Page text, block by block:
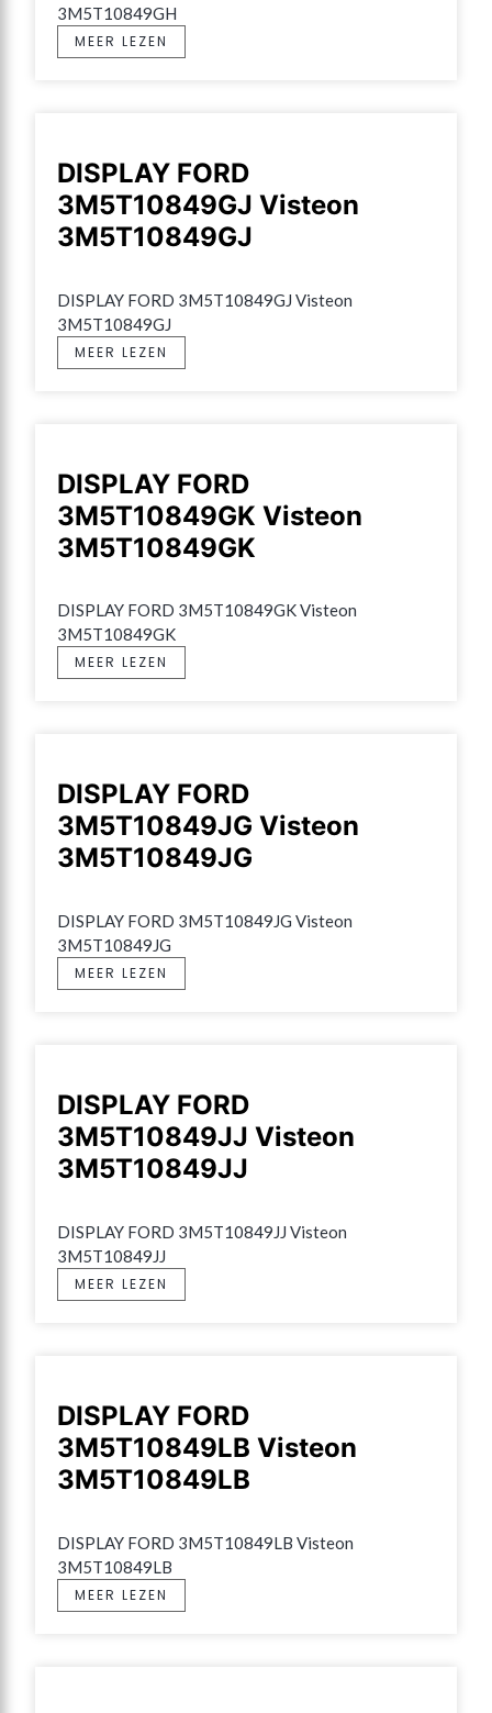
3M5T10849GH
MEER LEZEN
DISPLAY FORD
3M5T10849GJ Visteon
3M5T10849GJ
DISPLAY FORD 3M5T10849GJ Visteon
3M5T10849GJ
MEER LEZEN
DISPLAY FORD
3M5T10849GK Visteon
3M5T10849GK
DISPLAY FORD 3M5T10849GK Visteon
3M5T10849GK
MEER LEZEN
DISPLAY FORD
3M5T10849JG Visteon
3M5T10849JG
DISPLAY FORD 3M5T10849JG Visteon
3M5T10849JG
MEER LEZEN
DISPLAY FORD
3M5T10849JJ Visteon
3M5T10849JJ
DISPLAY FORD 3M5T10849JJ Visteon
3M5T10849JJ
MEER LEZEN
DISPLAY FORD
3M5T10849LB Visteon
3M5T10849LB
DISPLAY FORD 3M5T10849LB Visteon
3M5T10849LB
MEER LEZEN